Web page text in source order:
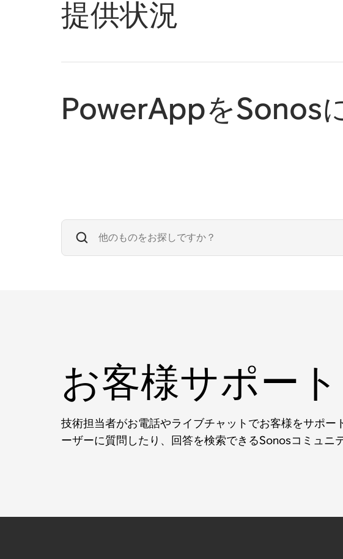
提供状況
PowerAppをSonos
お客様サポート
技術担当者がお電話やライブチャットでお客様をサポー
ーザーに質問したり、回答を検索できるSonosコミュニ